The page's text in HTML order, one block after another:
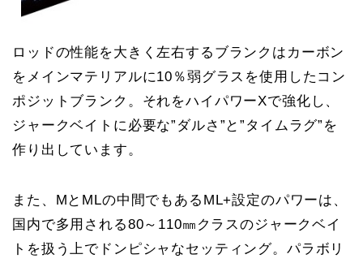
ロッドの性能を大きく左右するブランクはカーボン
をメインマテリアルに10％弱グラスを使用したコン
ポジットブランク。それをハイパワーXで強化し、
ジャークベイトに必要な”ダルさ”と”タイムラグ”を
作り出しています。
また、MとMLの中間でもあるML+設定のパワーは、
国内で多用される80～110㎜クラスのジャークベイ
トを扱う上でドンピシャなセッティング。パラボリ